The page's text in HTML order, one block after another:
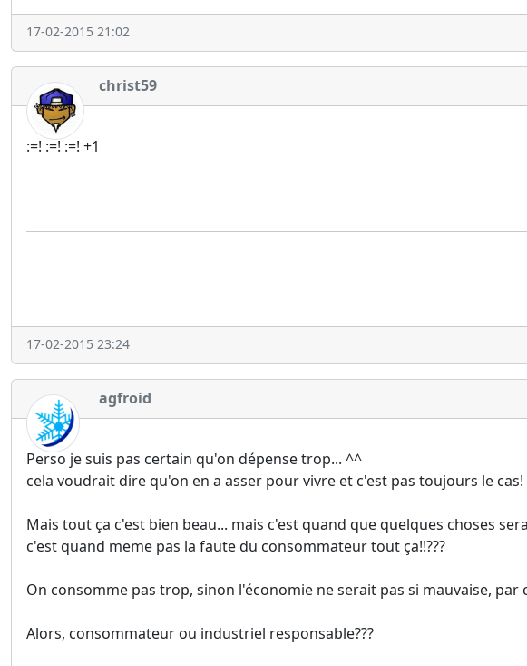
17-02-2015 21:02
christ59
:=! :=! :=! +1
17-02-2015 23:24
agfroid
Perso je suis pas certain qu'on dépense trop... ^^
cela voudrait dire qu'on en a asser pour vivre et c'est pas toujours le cas!
Mais tout ça c'est bien beau... mais c'est quand que quelques choses
c'est quand meme pas la faute du consommateur tout ça!!???
On consomme pas trop, sinon l'économie ne serait pas si mauvaise,
Alors, consommateur ou industriel responsable???